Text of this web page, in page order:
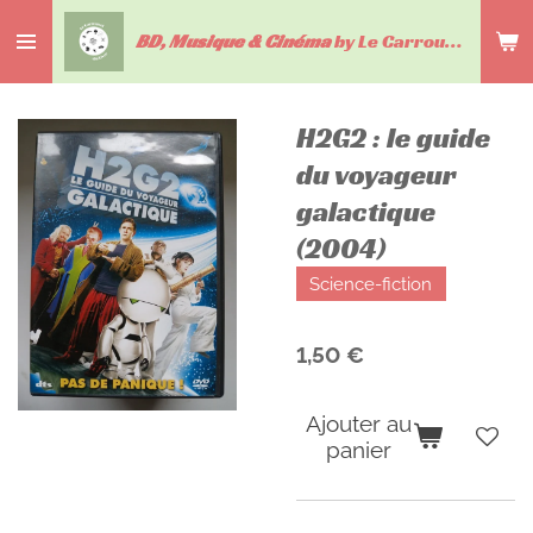
au
contenu
BD, Musique & Cinémaby Le Carrousel du livre
H2G2 : le guide
du voyageur
galactique
(2004)
Science-fiction
1,50 €
Ajouter au
panier